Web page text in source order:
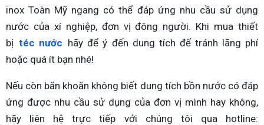
inox Toàn Mỹ ngang có thể đáp ứng nhu cầu sử dụng
nước của xí nghiệp, đơn vị đông người. Khi mua thiết
bị téc nước hãy để ý đến dung tích để tránh lãng phí
hoặc quá ít bạn nhé!
Nếu còn băn khoăn không biết dung tích bồn nước có đáp
ứng được nhu cầu sử dụng của đơn vị mình hay không,
hãy liên hệ trực tiếp với chúng tôi qua hotline: